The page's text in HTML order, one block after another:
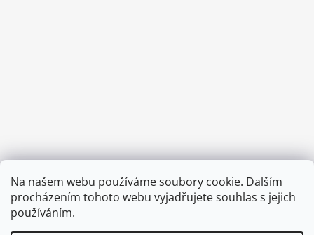
Na našem webu používáme soubory cookie. Dalším
procházením tohoto webu vyjadřujete souhlas s jejich
používáním.
Provozní doba:
8.00 - 15.00 hod (pondělí - pátek)